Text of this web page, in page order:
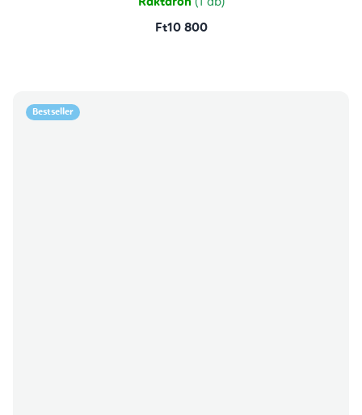
Raktáron (1 db)
Ft10 800
Bestseller